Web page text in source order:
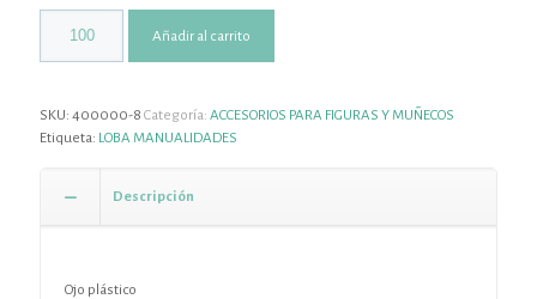
Añadir al carrito
SKU: 400000-8 Categoría: ACCESORIOS PARA FIGURAS Y MUÑECOS
Etiqueta: LOBA MANUALIDADES
Descripción
Ojo plástico